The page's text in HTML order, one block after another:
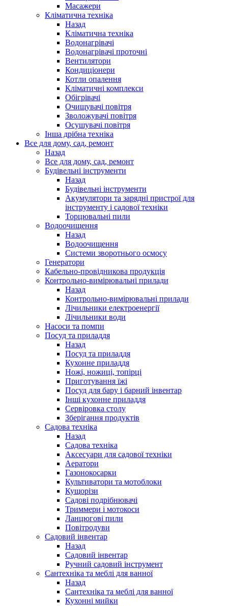
Масажери
Кліматична техніка
Назад
Кліматична техніка
Водонагрівачі
Водонагрівачі проточні
Вентилятори
Кондиціонери
Котли опалення
Кліматичні комплекси
Обігрівачі
Очищувачі повітря
Зволожувачі повітря
Осушувачі повітря
Інша дрібна техніка
Все для дому, сад, ремонт
Назад
Все для дому, сад, ремонт
Будівельні інструменти
Назад
Будівельні інструменти
Акумулятори та зарядні пристрої для
інструменту і садової техніки
Торцювальні пили
Водоочищення
Назад
Водоочищення
Системи зворотнього осмосу
Генератори
Кабельно-провідникова продукція
Контрольно-вимірювальні прилади
Назад
Контрольно-вимірювальні прилади
Лічильники електроенергії
Лічильники води
Насоси та помпи
Посуд та приладдя
Назад
Посуд та приладдя
Кухонне приладдя
Ножі, ножиці, топірці
Приготування їжі
Посуд для бару і барний інвентар
Інші кухонне приладдя
Сервіровка столу
Зберігання продуктів
Садова техніка
Назад
Садова техніка
Аксесуари для садової техніки
Аератори
Газонокосарки
Культиватори та мотоблоки
Кущорізи
Садові подрібнювачі
Триммери і мотокоси
Ланцюгові пили
Повітродуви
Садовий інвентар
Назад
Садовий інвентар
Ручний садовий інструмент
Сантехніка та меблі для ванної
Назад
Сантехніка та меблі для ванної
Кухонні мийки